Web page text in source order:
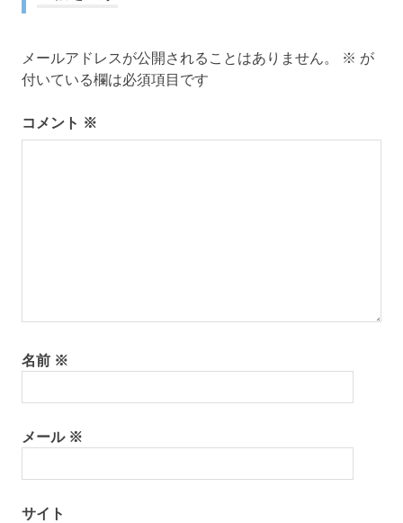
ー
シ
メールアドレスが公開されることはありません。 ※ が
付いている欄は必須項目です
コメント ※
名前 ※
メール ※
サイト